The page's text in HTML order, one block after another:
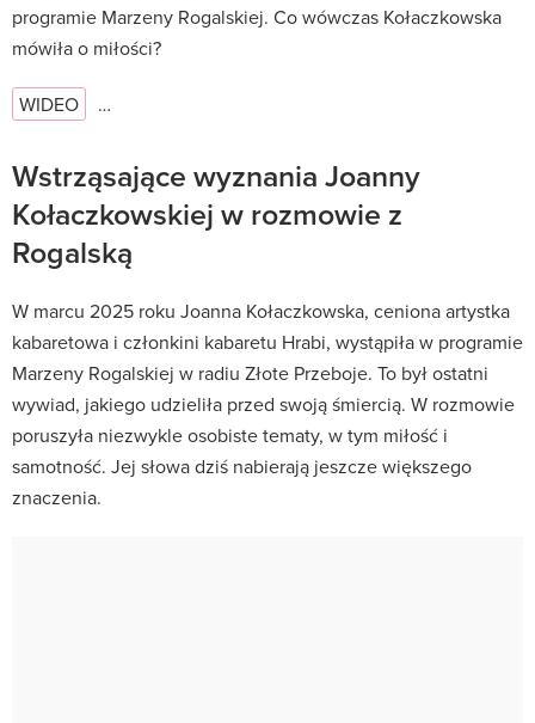
programie Marzeny Rogalskiej. Co wówczas Kołaczkowska
mówiła o miłości?
WIDEO …
Wstrząsające wyznania Joanny
Kołaczkowskiej w rozmowie z
Rogalską
W marcu 2025 roku Joanna Kołaczkowska, ceniona artystka
kabaretowa i członkini kabaretu Hrabi, wystąpiła w programie
Marzeny Rogalskiej w radiu Złote Przeboje. To był ostatni
wywiad, jakiego udzieliła przed swoją śmiercią. W rozmowie
poruszyła niezwykle osobiste tematy, w tym miłość i
samotność. Jej słowa dziś nabierają jeszcze większego
znaczenia.